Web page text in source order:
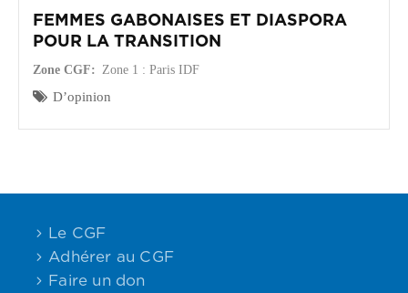
FEMMES GABONAISES ET DIASPORA
POUR LA TRANSITION
Zone CGF Zone 1 : Paris IDF
D’opinion
Le CGF
Adhérer au CGF
Faire un don